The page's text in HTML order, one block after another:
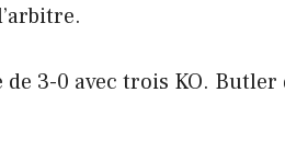
de 3-0 avec trois KO.